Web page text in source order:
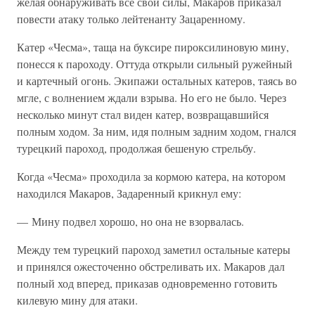
повести атаку только лейтенанту Зацаренному.
Катер «Чесма», таща на буксире пироксилиновую мину,
понесся к пароходу. Оттуда открыли сильный ружейный
и картечный огонь. Экипажи остальных катеров, таясь во
мгле, с волнением ждали взрыва. Но его не было. Через
несколько минут стал виден катер, возвращавшийся
полным ходом. За ним, идя полным задним ходом, гнался
турецкий пароход, продолжая бешеную стрельбу.
Когда «Чесма» проходила за кормою катера, на котором
находился Макаров, Задаренный крикнул ему:
— Мину подвел хорошо, но она не взорвалась.
Между тем турецкий пароход заметил остальные катеры
и принялся ожесточенно обстреливать их. Макаров дал
полный ход вперед, приказав одновременно готовить
килевую мину для атаки.